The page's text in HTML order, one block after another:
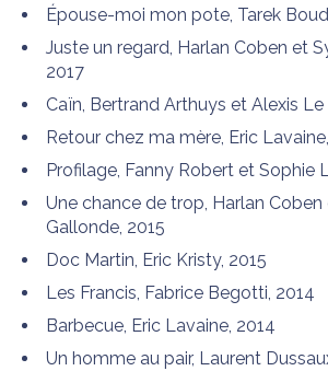
Épouse-moi mon pote, Tarek
Juste un regard, Harlan Coben et
2017
Caïn, Bertrand Arthuys et Alexis Le
Retour chez ma mère, Eric
Profilage, Fanny Robert et Sophie
Une chance de trop, Harlan
Gallonde, 2015
Doc Martin, Eric Kristy, 2015
Les Francis, Fabrice Begotti, 2014
Barbecue, Eric Lavaine, 2014
Un homme au pair, Laurent